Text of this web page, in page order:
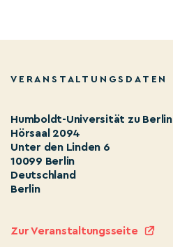
VERANSTALTUNGSDATEN
Humboldt-Universität zu Berlin
Hörsaal 2094
Unter den Linden 6
10099 Berlin
Deutschland
Berlin
Zur Veranstaltungsseite